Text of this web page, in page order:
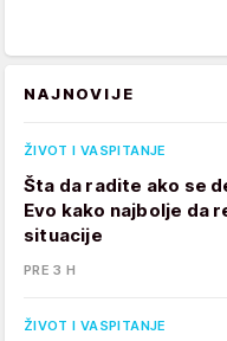
NAJNOVIJE
ŽIVOT I VASPITANJE
Šta da radite ako se
Evo kako najbolje da
situacije
PRE 3 H
ŽIVOT I VASPITANJE